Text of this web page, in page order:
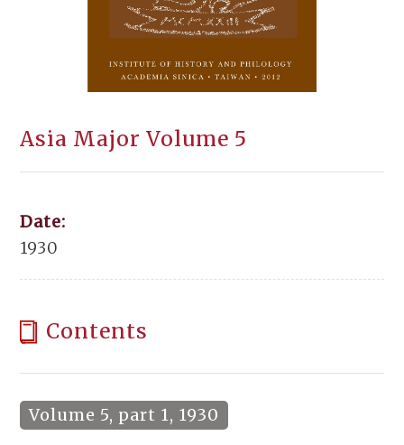
Asia Major Volume 5
Date:
1930
Contents
Volume 5, part 1, 1930